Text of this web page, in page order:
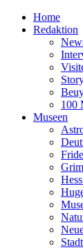
Home
Redaktion
100
Museen